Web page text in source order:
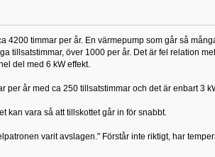
4200 timmar per år. En värmepump som går så
tillsatstimmar, över 1000 per år. Det är fel relation
del med 6 kW effekt.
år med ca 250 tillsatstimmar och det är enbart 3
kan vara så att tillskottet går in för snabbt.
varit avslagen." Förstår inte riktigt, har